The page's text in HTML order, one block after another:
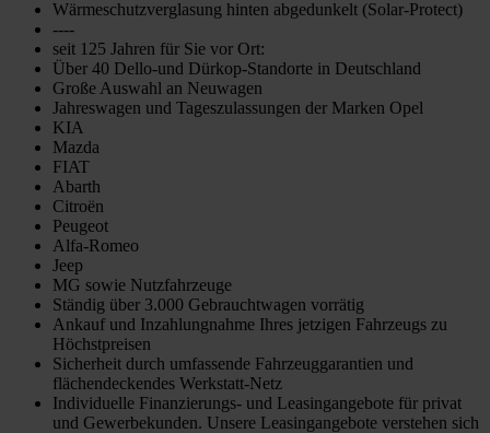
Wärmeschutzverglasung hinten abgedunkelt (Solar-Protect)
----
seit 125 Jahren für Sie vor Ort:
Über 40 Dello-und Dürkop-Standorte in Deutschland
Große Auswahl an Neuwagen
Jahreswagen und Tageszulassungen der Marken Opel
KIA
Mazda
FIAT
Abarth
Citroën
Peugeot
Alfa-Romeo
Jeep
MG sowie Nutzfahrzeuge
Ständig über 3.000 Gebrauchtwagen vorrätig
Ankauf und Inzahlungnahme Ihres jetzigen Fahrzeugs zu
Höchstpreisen
Sicherheit durch umfassende Fahrzeuggarantien und
flächendeckendes Werkstatt-Netz
Individuelle Finanzierungs- und Leasingangebote für privat
und Gewerbekunden. Unsere Leasingangebote verstehen sich